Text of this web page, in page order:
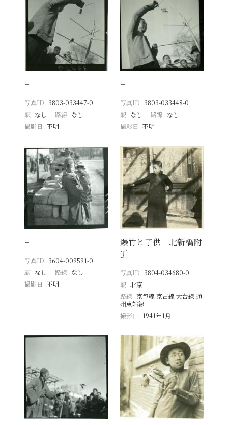
−
写真ID 3803-033447-0
駅 なし 路線 なし
撮影日
不明
−
写真ID 3803-033448-0
駅 なし 路線 なし
撮影日 不明
−
写真ID 3604-009591-0
駅 なし 路線 なし
撮影日
不明
爆竹と子供 北新橋附
近
写真ID 3804-034680-0
駅 北京
路線 京包線 京古線 大台線 通
州東站線
撮影日
1941年1月